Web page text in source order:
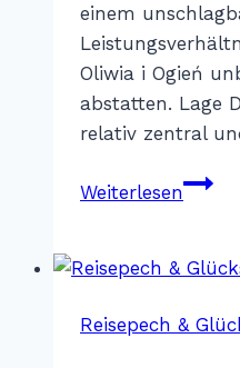
einem
Oliwia i Ogień
abstatten. Lage
relativ zentral
WeiterlesenOliwia
–
Reisepech &